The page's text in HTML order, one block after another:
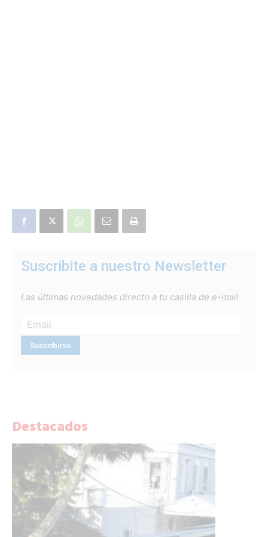
Suscribite a nuestro Newsletter
Las últimas novedades directo a tu casilla de e-mail
Destacados